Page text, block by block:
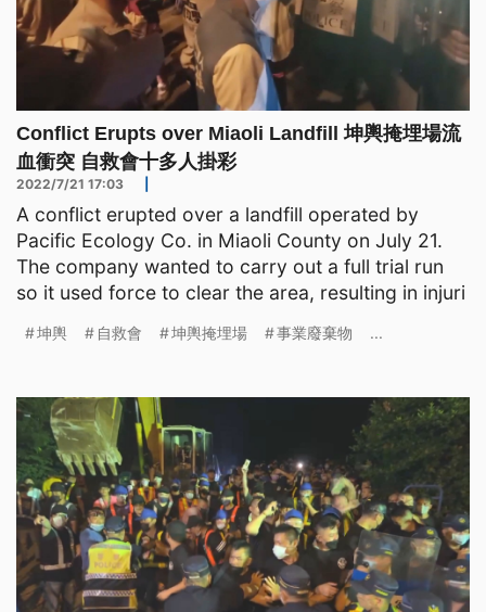
Conflict Erupts over Miaoli Landfill 坤輿掩埋場流
血衝突 自救會十多人掛彩
2022/7/21 17:03
A conflict erupted over a landfill operated by
Pacific Ecology Co. in Miaoli County on July 21.
The company wanted to carry out a full trial run
so it used force to clear the area, resulting in injuri
坤輿 自救會 坤輿掩埋場 事業廢棄物 ...